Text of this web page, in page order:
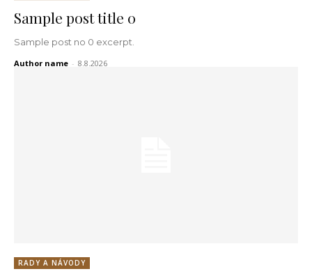
Sample post title 0
Sample post no 0 excerpt.
Author name - 8.8.2026
RADY A NÁVODY